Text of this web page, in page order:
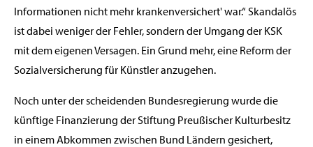
Informationen nicht mehr krankenversichert' war.“ Skandalös
ist dabei weniger der Fehler, sondern der Umgang der KSK
mit dem eigenen Versagen. Ein Grund mehr, eine Reform der
Sozialversicherung für Künstler anzugehen.
Noch unter der scheidenden Bundesregierung wurde die
künftige Finanzierung der Stiftung Preußischer Kulturbesitz
in einem Abkommen zwischen Bund Ländern gesichert,